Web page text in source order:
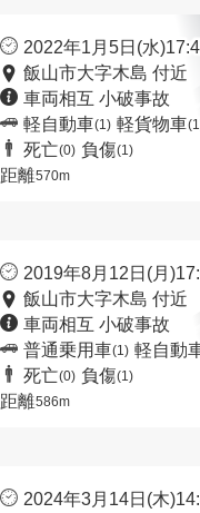
2022年1月5日(水
飯山市大字木島 付近
車両相互 小破事故
軽自動車(1) 軽貨物車
死亡(0) 負傷(1)
距離570m
2019年8月12日(月
飯山市大字木島 付近
車両相互 小破事故
普通乗用車(1) 軽自動
死亡(0) 負傷(1)
距離586m
2024年3月14日(木